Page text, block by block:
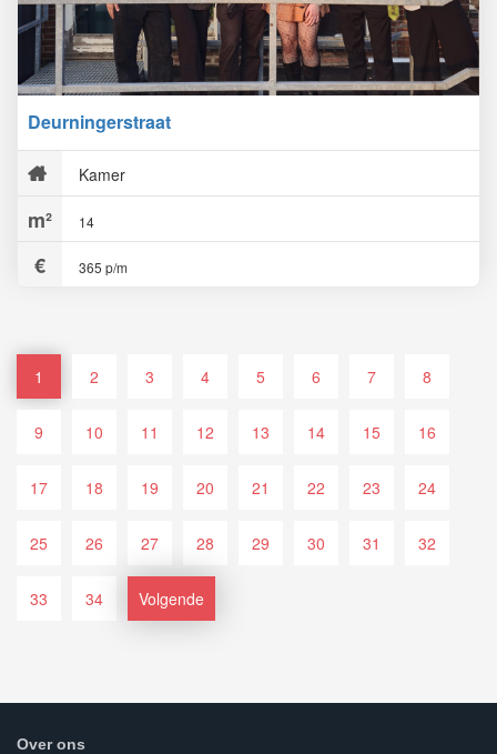
Deurningerstraat
Kamer
14
365 p/m
1 2 3 4 5 6 7 8
9 10 11 12 13 14 15 16
17 18 19 20 21 22 23 24
25 26 27 28 29 30 31 32
33 34 Volgende
Over ons